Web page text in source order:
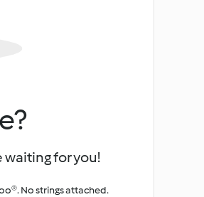
waiting for you!
No strings attached.